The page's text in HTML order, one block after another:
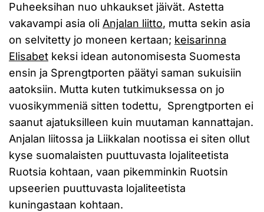
Puheeksihan nuo uhkaukset jäivät. Astetta
vakavampi asia oli Anjalan liitto, mutta sekin asia
on selvitetty jo moneen kertaan; keisarinna
Elisabet keksi idean autonomisesta Suomesta
ensin ja Sprengtporten päätyi saman sukuisiin
aatoksiin. Mutta kuten tutkimuksessa on jo
vuosikymmeniä sitten todettu, Sprengtporten ei
saanut ajatuksilleen kuin muutaman kannattajan.
Anjalan liitossa ja Liikkalan nootissa ei siten ollut
kyse suomalaisten puuttuvasta lojaliteetista
Ruotsia kohtaan, vaan pikemminkin Ruotsin
upseerien puuttuvasta lojaliteetista
kuningastaan kohtaan.